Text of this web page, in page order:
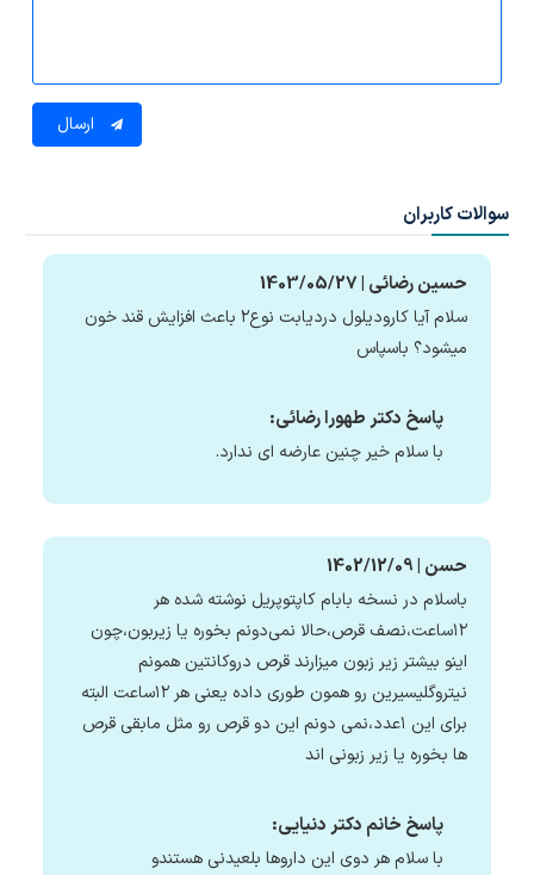
ارسال
سوالات کاربران
حسین رضائی | 1403/05/27
سلام آیا کارودیلول دردیابت نوع۲ باعث افزایش قند خون
میشود؟ باسپاس
پاسخ دکتر طهورا رضائی:
با سلام خیر چنین عارضه ای ندارد.
حسن | 1402/12/09
باسلام در نسخه بابام کاپتوپریل نوشته شده هر
۱۲ساعت،نصف قرص،حالا نمی‌دونم بخوره یا زیربون،چون
اینو بیشتر زیر زبون میزارند قرص دروکانتین همونم
نیتروگلیسیرین رو همون طوری داده یعنی هر ۱۲ساعت البته
برای این ۱عدد،نمی دونم این دو قرص رو مثل مابقی قرص
ها بخوره یا زیر زبونی اند
پاسخ خانم دکتر دنیایی:
با سلام هر دوی این داروها بلعیدنی هستندو